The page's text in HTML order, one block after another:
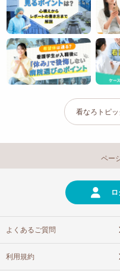
看なろトピ
ペー
よくあるご質問
利用規約